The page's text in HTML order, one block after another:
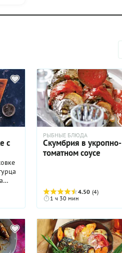
с
ее
РЫБНЫЕ БЛЮДА
Скумбрия в укропно-
томатном соусе
4.50 (4)
1 ч 30 мин